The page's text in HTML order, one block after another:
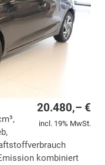
20.480,– €
incl. 19% MwSt.
kombiniert